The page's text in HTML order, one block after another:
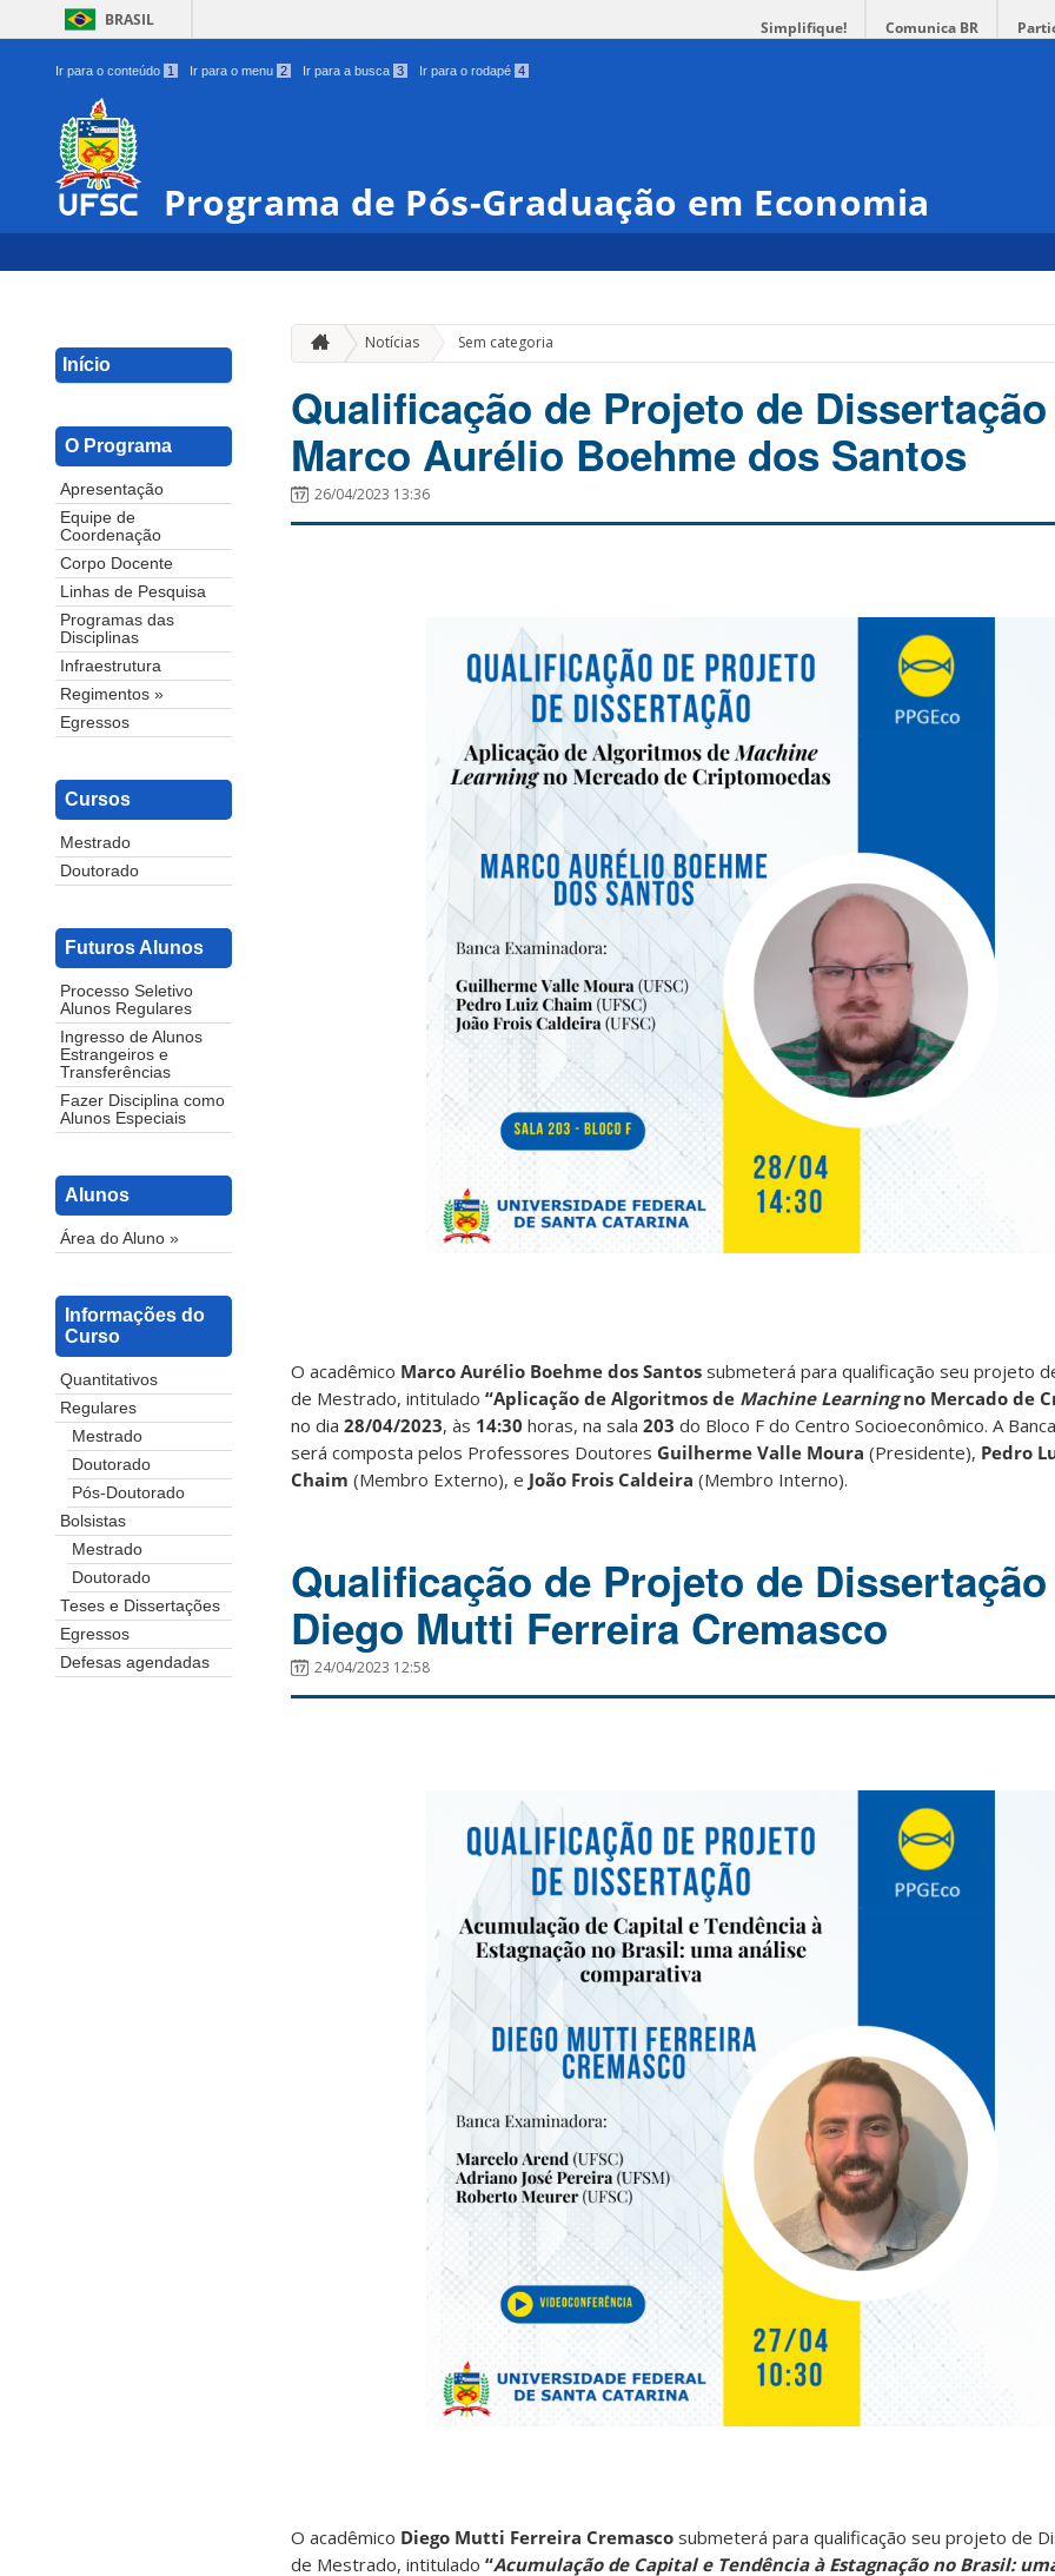
BRASIL Simplifique! Comunica BR
Ir para o conteúdo 1 Ir para o menu 2 Ir para a busca 3 Ir para o rodapé 4
Programa de Pós-Graduação em Economia
Início
O Programa
Apresentação
Equipe de
Coordenação
Corpo Docente
Linhas de Pesquisa
Programas das
Disciplinas
Infraestrutura
Regimentos »
Egressos
Cursos
Mestrado
Doutorado
Futuros Alunos
Processo Seletivo
Alunos Regulares
Ingresso de Alunos
Estrangeiros e
Transferências
Fazer Disciplina como
Alunos Especiais
Alunos
Área do Aluno »
Informações do
Curso
Quantitativos
Regulares
Mestrado
Doutorado
Pós-Doutorado
Bolsistas
Mestrado
Doutorado
Teses e Dissertações
Egressos
Defesas agendadas
Notícias Sem categoria
Qualificação de Projeto de
Marco Aurélio Boehme dos Santos
26/04/2023 13:36
O acadêmico Marco Aurélio Boehme dos Santos submeterá para qualificação seu projeto
de Mestrado, intitulado “Aplicação de Algoritmos de Machine Learningno Mercado de
no dia 28/04/2023, às 14:30 horas, na sala 203 do Bloco F do Centro Socioeconômico. A
será composta pelos Professores Doutores Guilherme Valle Moura (Presidente), Pedro
Chaim (Membro Externo), e João Frois Caldeira (Membro Interno).
Qualificação de Projeto de
Diego Mutti Ferreira Cremasco
24/04/2023 12:58
O acadêmico Diego Mutti Ferreira Cremasco submeterá para qualificação seu projeto de
de Mestrado, intitulado “Acumulação de Capital e Tendência à Estagnação no Brasil: